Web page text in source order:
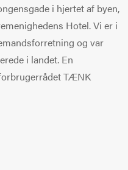
i hjertet af byen,
Hotel. Vi er i
og var
i landet. En
TÆNK